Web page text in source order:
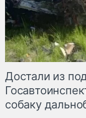
Достали из
собаку